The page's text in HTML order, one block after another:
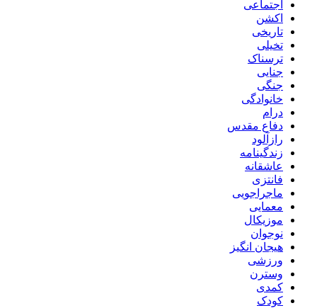
اجتماعی
اکشن
تاریخی
تخیلی
ترسناک
جنایی
جنگی
خانوادگی
درام
دفاع مقدس
رازآلود
زندگینامه
عاشقانه
فانتزی
ماجراجویی
معمایی
موزیکال
نوجوان
هیجان انگیز
ورزشی
وسترن
کمدی
کودک